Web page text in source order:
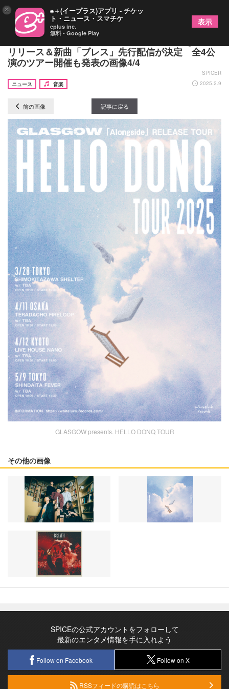
GLASGOW、デジタルミニアルバム『Alongside』
リリース＆新曲「ブレス」先行配信が決定 全4公
演のツアー開催も発表の画像4/4
SPICER
ニュース
音楽 2025.2.9
前の画像 記事に戻る
GLASGOW presents. HELLO DONQ TOUR
その他の画像
SPICEの公式アカウントをフォローして
最新のエンタメ情報を手に入れよう
Follow on Facebook Follow on X
RSSフィードの購読はこちら
× e＋(イープラス)アプリ - チケッ
ト・ニュース・スマチケ
eplus inc.
無料 - Google Play
表示